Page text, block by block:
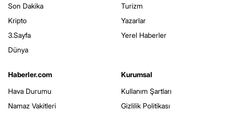
Son Dakika
Kripto
3.Sayfa
Dünya
Turizm
Yazarlar
Yerel Haberler
Haberler.com
Hava Durumu
Namaz Vakitleri
Kurumsal
Kullanım Şartları
Gizlilik Politikası